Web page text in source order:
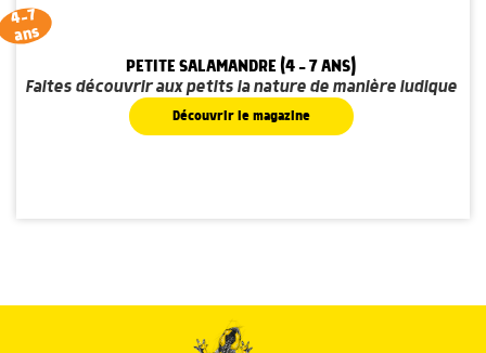
4-7
ans
PETITE SALAMANDRE (4 - 7 ANS)
Faites découvrir aux petits la nature de manière ludique
Découvrir le magazine